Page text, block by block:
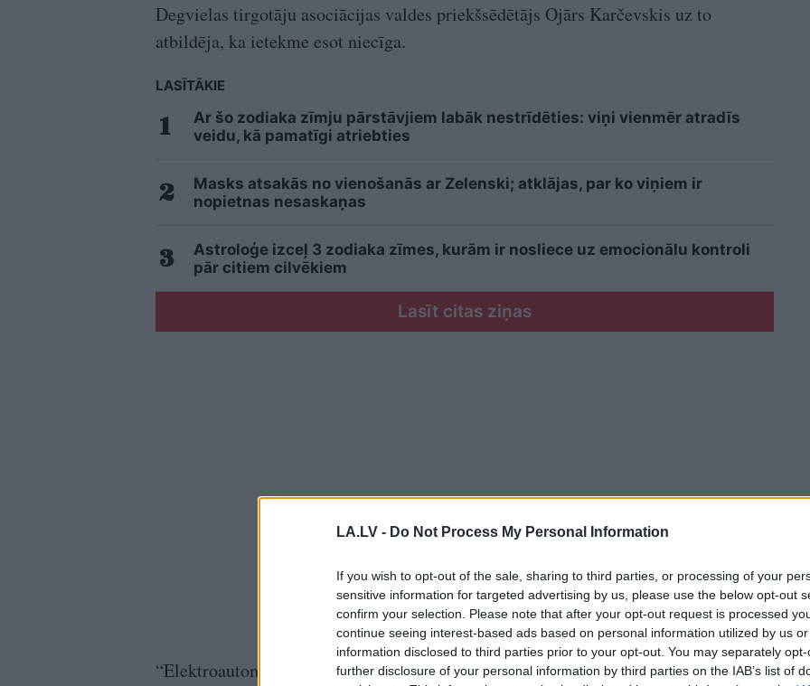
LA.LV - Do Not Process My Personal Information
If you wish to opt-out of the sale, sharing to third parties, or processing of your
sensitive information for targeted advertising by us, please use the below opt-out
confirm your selection. Please note that after your opt-out request is processed
continue seeing interest-based ads based on personal information utilized by us
information disclosed to third parties prior to your opt-out. You may separately
further disclosure of your personal information by third parties on the IAB’s list of
Degvielas tirgotāju asociācijas valdes priekšsēdētājs Ojārs Karčevskis uz to
atbildēja, ka ietekme esot niecīga.
LASĪTĀKIE
Ar šo zodiaka zīmju pārstāvjiem labāk nestrīdēties: viņi vienmēr atradīs
veidu, kā pamatīgi atriebties
Masks atsakās no vienošanās ar Zelenski; atklājas, par ko viņiem ir
nopietnas nesaskaņas
Astroloģe izceļ 3 zodiaka zīmes, kurām ir nosliece uz emocionālu kontroli
pār citiem cilvēkiem
Lasīt citas ziņas
“Elektroautomobiļi ir nedaudz vairāk par 5 tūkstošiem, bet pret 700 tūkstošiem